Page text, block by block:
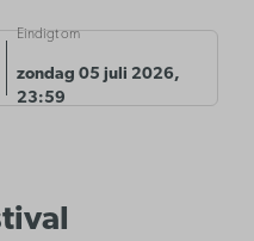
Eindigt om
zondag 05 juli 2026,
23:59